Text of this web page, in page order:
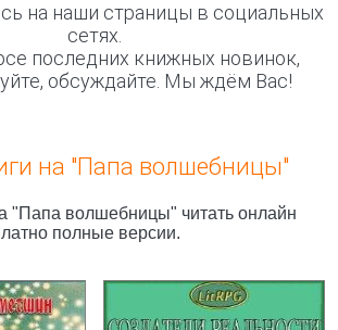
на наши страницы в социальных
сетях.
последних книжных новинок,
обсуждайте. Мы ждём Вас!
на "Папа волшебницы"
"Папа волшебницы" читать онлайн
полные версии.